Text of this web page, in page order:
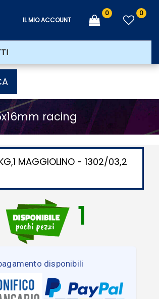
IL MIO ACCOUNT
0 0
racing
MAGGIOLINO - 1302/03,2
1
disponibili